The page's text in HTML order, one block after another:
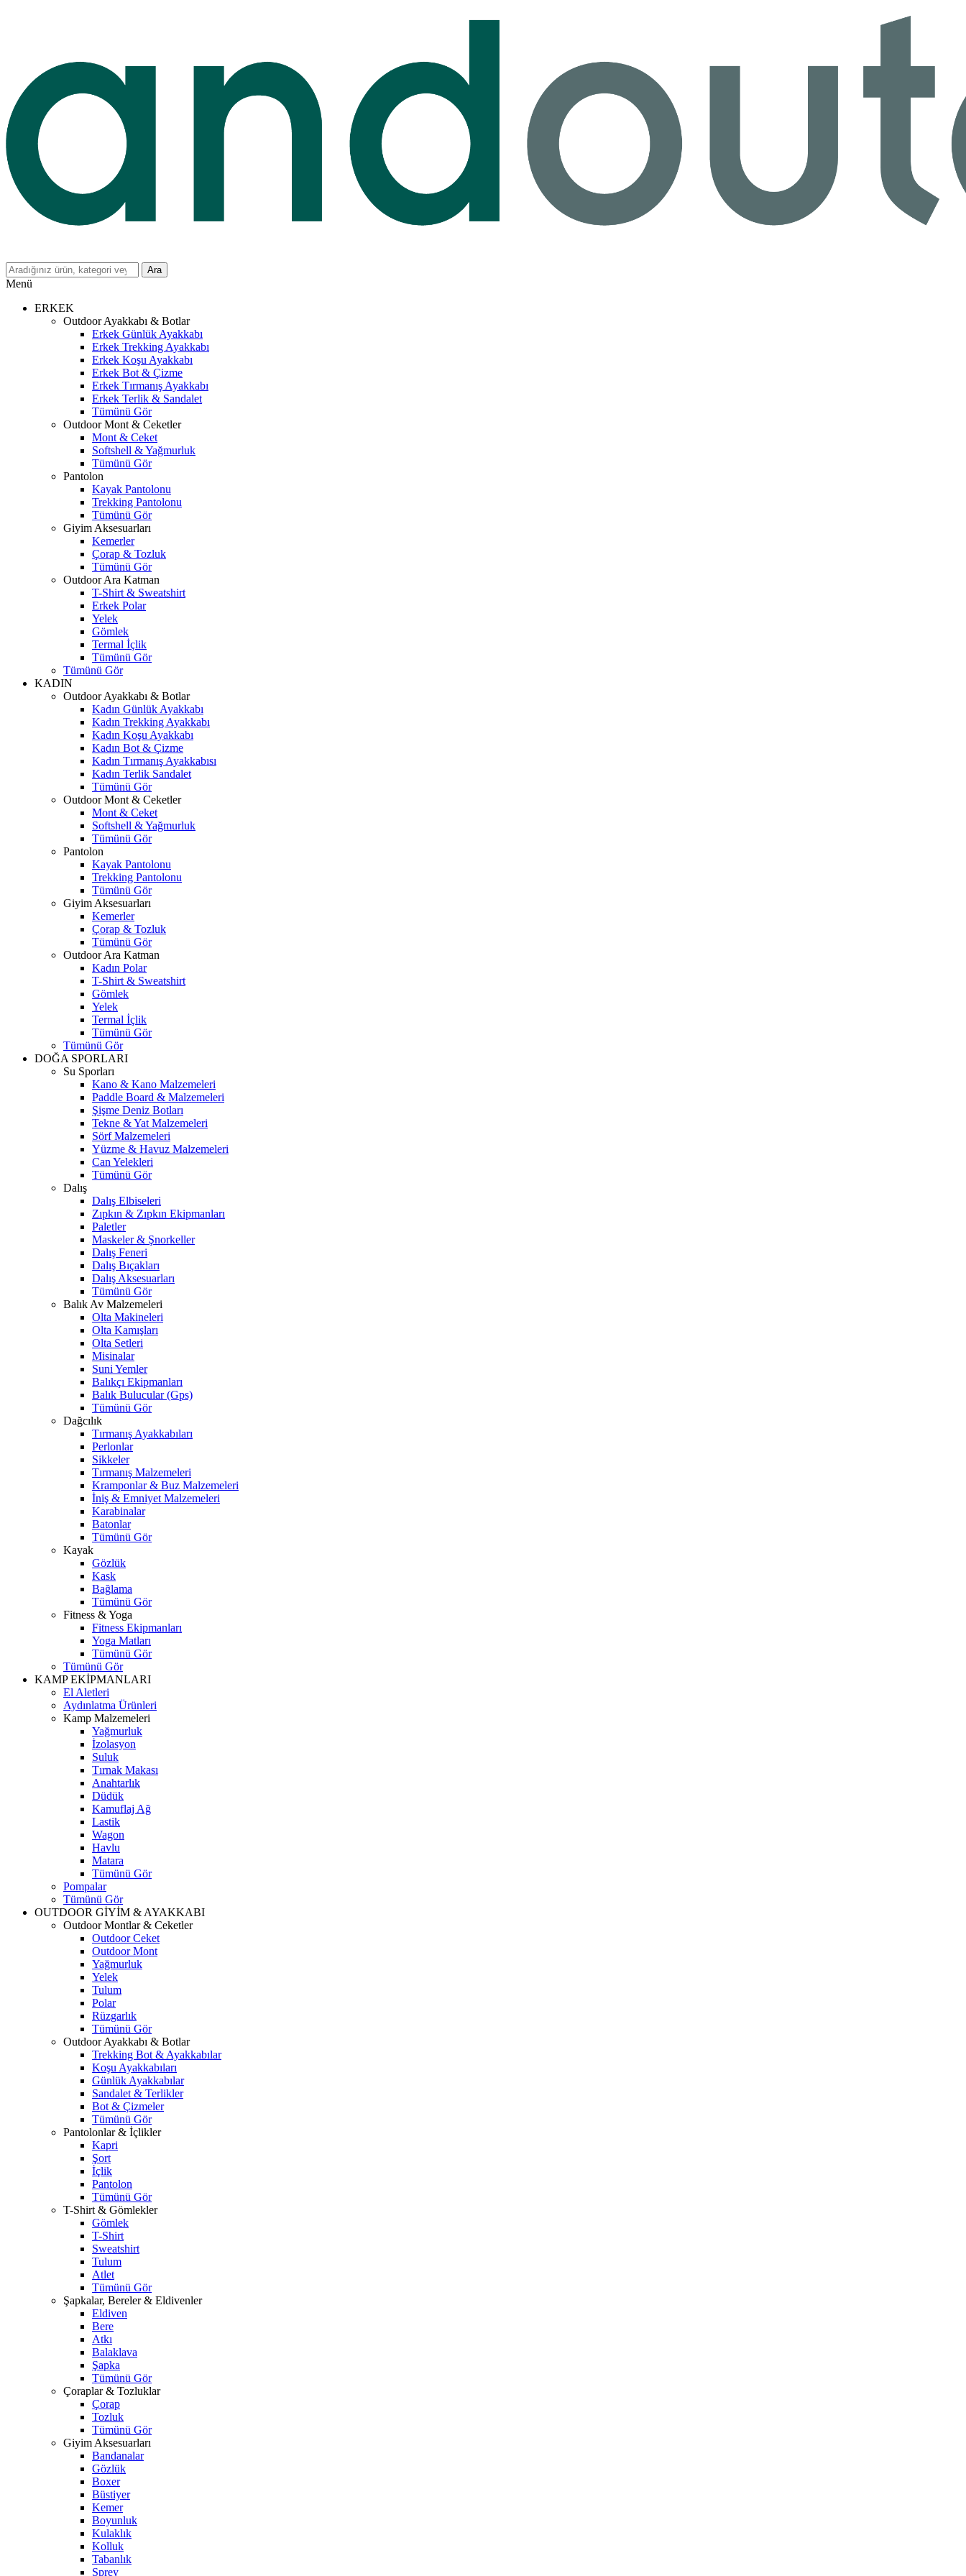
Ara
Menü
ERKEK
Outdoor Ayakkabı & Botlar
Erkek Günlük Ayakkabı
Erkek Trekking Ayakkabı
Erkek Koşu Ayakkabı
Erkek Bot & Çizme
Erkek Tırmanış Ayakkabı
Erkek Terlik & Sandalet
Tümünü Gör
Outdoor Mont & Ceketler
Mont & Ceket
Softshell & Yağmurluk
Tümünü Gör
Pantolon
Kayak Pantolonu
Trekking Pantolonu
Tümünü Gör
Giyim Aksesuarları
Kemerler
Çorap & Tozluk
Tümünü Gör
Outdoor Ara Katman
T-Shirt & Sweatshirt
Erkek Polar
Yelek
Gömlek
Termal İçlik
Tümünü Gör
Tümünü Gör
KADIN
Outdoor Ayakkabı & Botlar
Kadın Günlük Ayakkabı
Kadın Trekking Ayakkabı
Kadın Koşu Ayakkabı
Kadın Bot & Çizme
Kadın Tırmanış Ayakkabısı
Kadın Terlik Sandalet
Tümünü Gör
Outdoor Mont & Ceketler
Mont & Ceket
Softshell & Yağmurluk
Tümünü Gör
Pantolon
Kayak Pantolonu
Trekking Pantolonu
Tümünü Gör
Giyim Aksesuarları
Kemerler
Çorap & Tozluk
Tümünü Gör
Outdoor Ara Katman
Kadın Polar
T-Shirt & Sweatshirt
Gömlek
Yelek
Termal İçlik
Tümünü Gör
Tümünü Gör
DOĞA SPORLARI
Su Sporları
Kano & Kano Malzemeleri
Paddle Board & Malzemeleri
Şişme Deniz Botları
Tekne & Yat Malzemeleri
Sörf Malzemeleri
Yüzme & Havuz Malzemeleri
Can Yelekleri
Tümünü Gör
Dalış
Dalış Elbiseleri
Zıpkın & Zıpkın Ekipmanları
Paletler
Maskeler & Şnorkeller
Dalış Feneri
Dalış Bıçakları
Dalış Aksesuarları
Tümünü Gör
Balık Av Malzemeleri
Olta Makineleri
Olta Kamışları
Olta Setleri
Misinalar
Suni Yemler
Balıkçı Ekipmanları
Balık Bulucular (Gps)
Tümünü Gör
Dağcılık
Tırmanış Ayakkabıları
Perlonlar
Sikkeler
Tırmanış Malzemeleri
Kramponlar & Buz Malzemeleri
İniş & Emniyet Malzemeleri
Karabinalar
Batonlar
Tümünü Gör
Kayak
Gözlük
Kask
Bağlama
Tümünü Gör
Fitness & Yoga
Fitness Ekipmanları
Yoga Matları
Tümünü Gör
Tümünü Gör
KAMP EKİPMANLARI
El Aletleri
Aydınlatma Ürünleri
Kamp Malzemeleri
Yağmurluk
İzolasyon
Suluk
Tırnak Makası
Anahtarlık
Düdük
Kamuflaj Ağ
Lastik
Wagon
Havlu
Matara
Tümünü Gör
Pompalar
Tümünü Gör
OUTDOOR GİYİM & AYAKKABI
Outdoor Montlar & Ceketler
Outdoor Ceket
Outdoor Mont
Yağmurluk
Yelek
Tulum
Polar
Rüzgarlık
Tümünü Gör
Outdoor Ayakkabı & Botlar
Trekking Bot & Ayakkabılar
Koşu Ayakkabıları
Günlük Ayakkabılar
Sandalet & Terlikler
Bot & Çizmeler
Tümünü Gör
Pantolonlar & İçlikler
Kapri
Şort
İçlik
Pantolon
Tümünü Gör
T-Shirt & Gömlekler
Gömlek
T-Shirt
Sweatshirt
Tulum
Atlet
Tümünü Gör
Şapkalar, Bereler & Eldivenler
Eldiven
Bere
Atkı
Balaklava
Şapka
Tümünü Gör
Çoraplar & Tozluklar
Çorap
Tozluk
Tümünü Gör
Giyim Aksesuarları
Bandanalar
Gözlük
Boxer
Büstiyer
Kemer
Boyunluk
Kulaklık
Kolluk
Tabanlık
Sprey